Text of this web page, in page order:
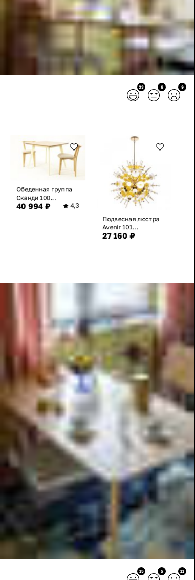
33 6 9
Обеденная группа
Сканди 100...
40 994 ₽
4,3
Подвесная люстра
Avenir 101...
27 160 ₽
15 5 11